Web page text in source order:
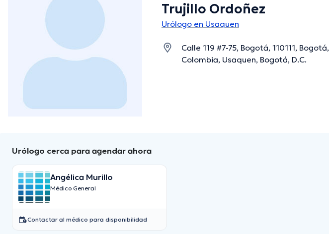
Trujillo Ordoñez
Urólogo en Usaquen
Calle 119 #7-75, Bogotá, 110111, Bogotá,
Colombia, Usaquen, Bogotá, D.C.
Urólogo cerca para agendar ahora
Angélica Murillo
Médico General
Contactar al médico para disponibilidad